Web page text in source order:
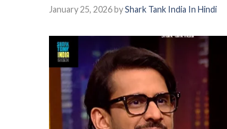
January 25, 2026byShark Tank India In Hindi